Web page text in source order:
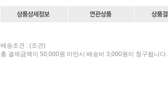
배송조건 : (조건)
총 결제금액이 50,000원 미만시 배송비 3,000원이 청구됩니다.